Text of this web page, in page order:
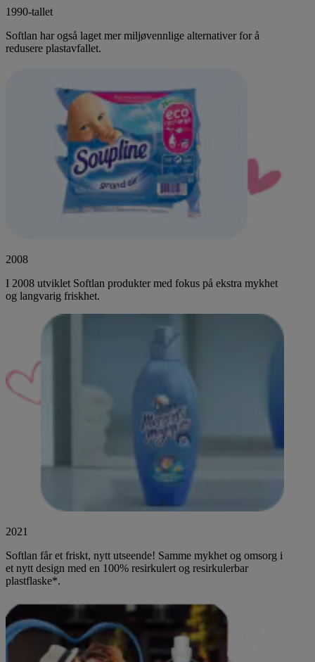
1990-tallet
Softlan har også laget mer miljøvennlige alternativer for å
redusere plastavfallet.
2008
I 2008 utviklet Softlan produkter med fokus på ekstra mykhet
og langvarig friskhet.
2021
Softlan får et friskt, nytt utseende! Samme mykhet og omsorg i
et nytt design med en 100% resirkulert og resirkulerbar
plastflaske*.